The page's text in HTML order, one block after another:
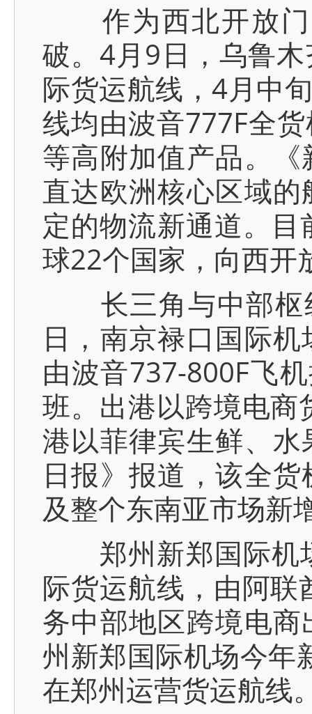
作为西北开放门
破。4月9日，乌鲁
际货运航线，4月中
线均由波音777F全
等高附加值产品。
直达欧洲核心区域
定的物流新通道。
球22个国家，向西开
长三角与中部枢
日，南京禄口国际
由波音737-800F飞
班。出港以跨境电
港以菲律宾生鲜、
日报》报道，该全
及整个东南亚市场新
郑州新郑国际机
际货运航线，由阿
务中部地区跨境电
州新郑国际机场今年
在郑州运营货运航线